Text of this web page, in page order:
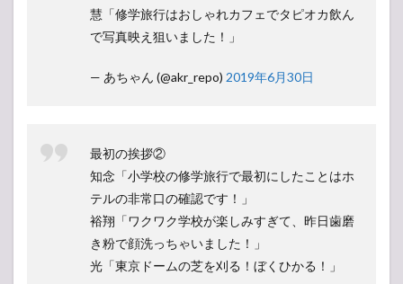
慧「修学旅行はおしゃれカフェでタピオカ飲ん
で写真映え狙いました！」
— あちゃん (@akr_repo) 2019年6月30日
最初の挨拶②
知念「小学校の修学旅行で最初にしたことはホ
テルの非常口の確認です！」
裕翔「ワクワク学校が楽しみすぎて、昨日歯磨
き粉で顔洗っちゃいました！」
光「東京ドームの芝を刈る！ぼくひかる！」